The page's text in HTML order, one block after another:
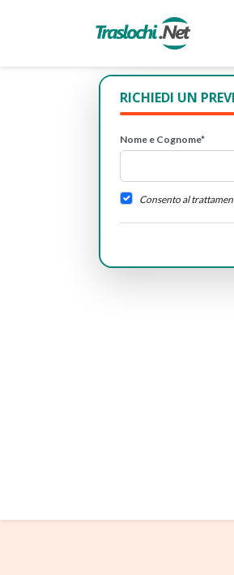
RICHIEDI UN
Nome e Cognome*
Consento al